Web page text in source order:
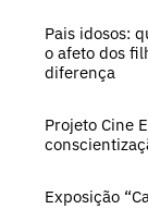
Pais idosos:
o afeto dos
diferença
Projeto Cine
Exposição